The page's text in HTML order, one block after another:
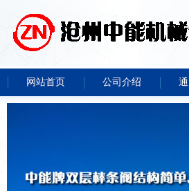
网站首页 公司介绍